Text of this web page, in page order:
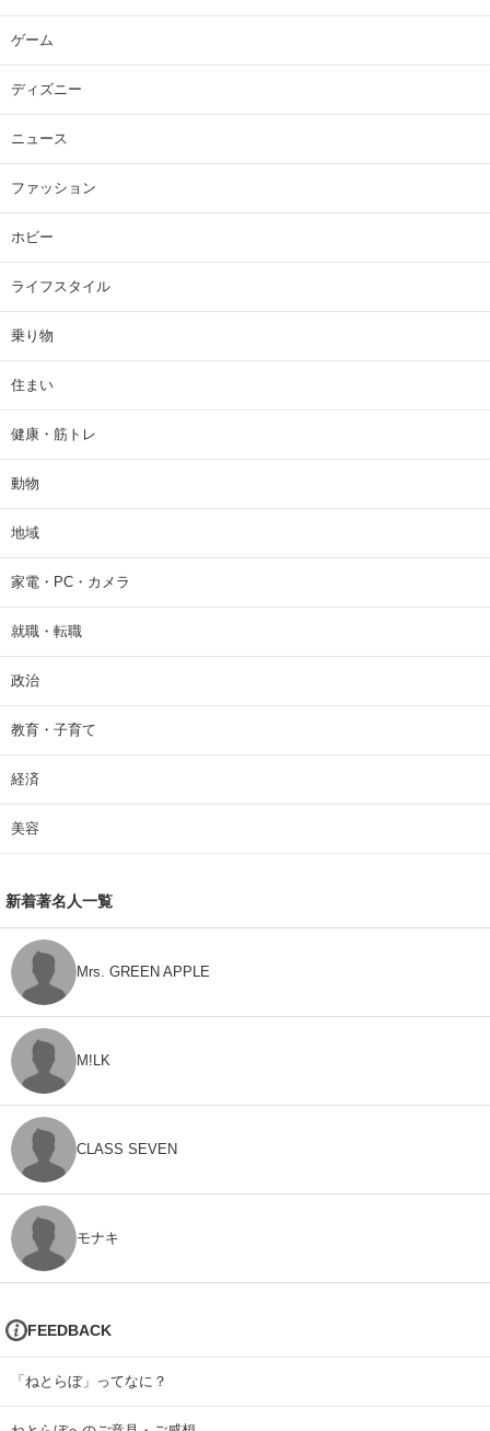
ゲーム
ディズニー
ニュース
ファッション
ホビー
ライフスタイル
乗り物
住まい
健康・筋トレ
動物
地域
家電・PC・カメラ
就職・転職
政治
教育・子育て
経済
美容
新着著名人一覧
Mrs. GREEN APPLE
M!LK
CLASS SEVEN
モナキ
FEEDBACK
「ねとらぼ」ってなに？